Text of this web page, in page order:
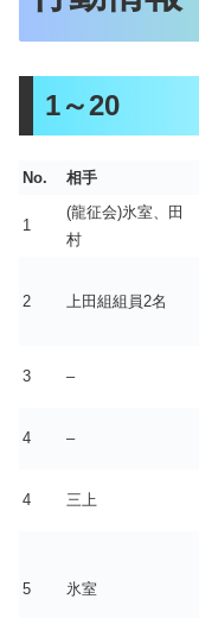
1～20
No. 相手
1
(龍征会)氷室、田
村
2 上田組組員2名
3 –
4 –
4 三上
5 氷室